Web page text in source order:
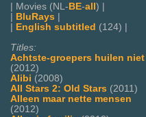
| Movies (NL-BE-all) |
| BluRays |
| English subtitled (124) |
Titles:
Achtste-groepers huilen niet
(2012)
Alibi (2008)
All Stars 2: Old Stars (2011)
Alleen maar nette mensen
(2012)